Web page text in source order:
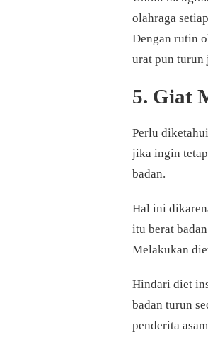
olahraga
Dengan rutin
urat pun turun
5. Giat
Perlu
jika ingin tetap
badan.
Hal ini
itu berat
Melakukan
Hindari diet
badan turun
penderita